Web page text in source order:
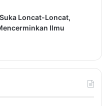
Loncat-Loncat,
Ilmu